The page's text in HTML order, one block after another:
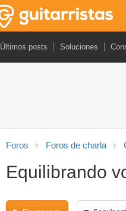
Últimos posts Soluciones
Foros Foros de charla
Equilibrando